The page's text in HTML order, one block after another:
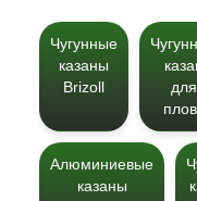
Чугунные
казаны
Brizoll
для
Алюминиевые
казаны